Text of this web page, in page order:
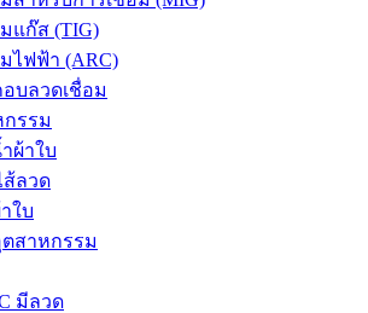
แก๊ส (TIG)
ไฟฟ้า (ARC)
บลวดเชื่อม
รรม
ผ้าใบ
ส้ลวด
ใบ
สาหกรรม
มีลวด